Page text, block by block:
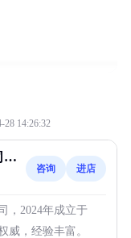
28 14:26:32
厦
咨询 进店
，2024年成立于
威，经验丰富。